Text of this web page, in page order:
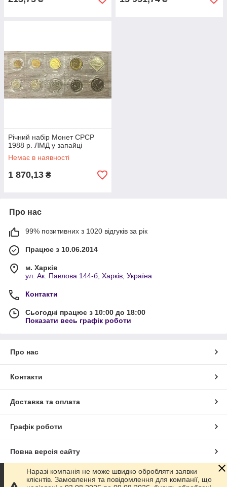
Річний набір Монет СРСР
1988 р. ЛМД у запайці
Немає в наявності
1 870,13 ₴
Про нас
99% позитивних з 1020 відгуків за рік
Працює з 10.06.2014
м. Харків
ул. Ак. Павлова 144-б, Харків, Україна
Контакти
Сьогодні працює з 10:00 до 18:00
Показати весь графік роботи
Про нас
Контакти
Доставка та оплата
Графік роботи
Повна версія сайту
Сайт створено на маркетплейсіProm.ua
Наразі компанія не може швидко обробляти заявки
клієнтів. Замовлення та повідомлення для компанії, що